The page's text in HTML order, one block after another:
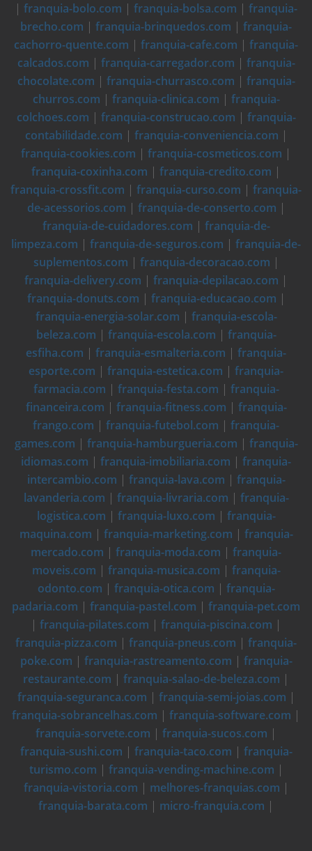
| franquia-bolo.com | franquia-bolsa.com | franquia-
brecho.com | franquia-brinquedos.com | franquia-
cachorro-quente.com | franquia-cafe.com | franquia-
calcados.com | franquia-carregador.com | franquia-
chocolate.com | franquia-churrasco.com | franquia-
churros.com | franquia-clinica.com | franquia-
colchoes.com | franquia-construcao.com | franquia-
contabilidade.com | franquia-conveniencia.com |
franquia-cookies.com | franquia-cosmeticos.com |
franquia-coxinha.com | franquia-credito.com |
franquia-crossfit.com | franquia-curso.com | franquia-
de-acessorios.com | franquia-de-conserto.com |
franquia-de-cuidadores.com | franquia-de-
limpeza.com | franquia-de-seguros.com | franquia-de-
suplementos.com | franquia-decoracao.com |
franquia-delivery.com | franquia-depilacao.com |
franquia-donuts.com | franquia-educacao.com |
franquia-energia-solar.com | franquia-escola-
beleza.com | franquia-escola.com | franquia-
esfiha.com | franquia-esmalteria.com | franquia-
esporte.com | franquia-estetica.com | franquia-
farmacia.com | franquia-festa.com | franquia-
financeira.com | franquia-fitness.com | franquia-
frango.com | franquia-futebol.com | franquia-
games.com | franquia-hamburgueria.com | franquia-
idiomas.com | franquia-imobiliaria.com | franquia-
intercambio.com | franquia-lava.com | franquia-
lavanderia.com | franquia-livraria.com | franquia-
logistica.com | franquia-luxo.com | franquia-
maquina.com | franquia-marketing.com | franquia-
mercado.com | franquia-moda.com | franquia-
moveis.com | franquia-musica.com | franquia-
odonto.com | franquia-otica.com | franquia-
padaria.com | franquia-pastel.com | franquia-pet.com
| franquia-pilates.com | franquia-piscina.com |
franquia-pizza.com | franquia-pneus.com | franquia-
poke.com | franquia-rastreamento.com | franquia-
restaurante.com | franquia-salao-de-beleza.com |
franquia-seguranca.com | franquia-semi-joias.com |
franquia-sobrancelhas.com | franquia-software.com |
franquia-sorvete.com | franquia-sucos.com |
franquia-sushi.com | franquia-taco.com | franquia-
turismo.com | franquia-vending-machine.com |
franquia-vistoria.com | melhores-franquias.com |
franquia-barata.com | micro-franquia.com |